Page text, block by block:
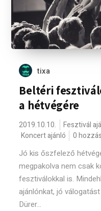
tixa
Beltéri
a hétvégére
2019.10.10. Fesztivál
Koncert ajánló
0
Jó kis őszfelező
megpakolva nem csak
fesztiválokkal is.
ajánlónkat, jó
Dürer...